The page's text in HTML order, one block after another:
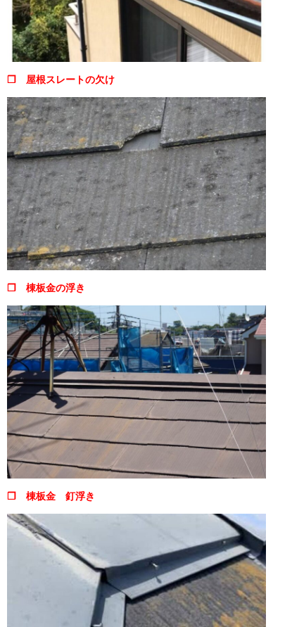
❒ 屋根スレートの欠け
❒ 棟板金の浮き
❒ 棟板金 釘浮き